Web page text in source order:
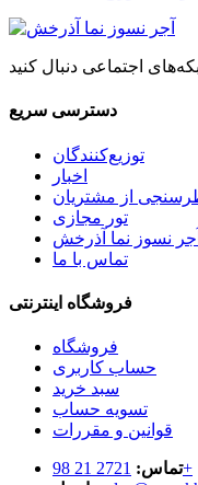
دسترسی سریع
توزیع‌کنندگان
اخبار
از مشتریان
تور مجازی
آجر نسوز نما آذرخش
تماس با ما
فروشگاه اینترنتی
فروشگاه
حساب کاربری
سبد خرید
تسویه حساب
قوانین و مقررات
تماس:2721 21 98+